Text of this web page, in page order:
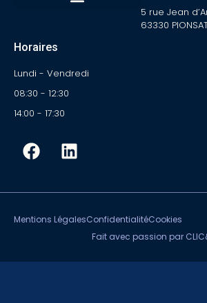
5 rue Jean
63330
Horaires
Lundi - Vendredi
08:30 - 12:30
14:00 - 17:30
Mentions LégalesConfidentialitéCookies
Fait avec passion par